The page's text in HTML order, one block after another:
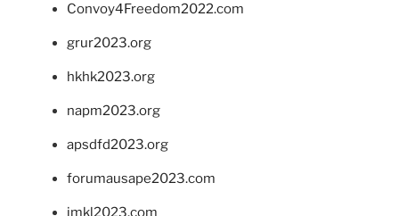
Convoy4Freedom2022.com
grur2023.org
hkhk2023.org
napm2023.org
apsdfd2023.org
forumausape2023.com
imkl2023.com